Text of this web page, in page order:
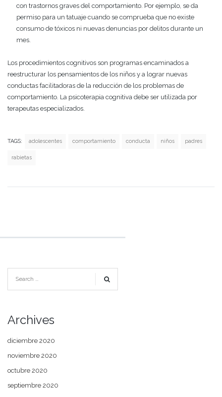
con trastornos graves del comportamiento. Por ejemplo, se da
permiso para un tatuaje cuando se comprueba que no existe
consumo de tóxicos ni nuevas denuncias por delitos durante un
mes.
Los procedimientos cognitivos son programas encaminados a
reestructurar los pensamientos de los niños y a lograr nuevas
conductas facilitadoras de la reducción de los problemas de
comportamiento. La psicoterapia cognitiva debe ser utilizada por
terapeutas especializados.
TAGS: adolescentes comportamiento conducta niños padres
rabietas
Archives
diciembre 2020
noviembre 2020
octubre 2020
septiembre 2020